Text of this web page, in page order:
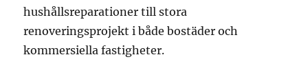
hushållsreparationer till stora
renoveringsprojekt i både bostäder och
kommersiella fastigheter.